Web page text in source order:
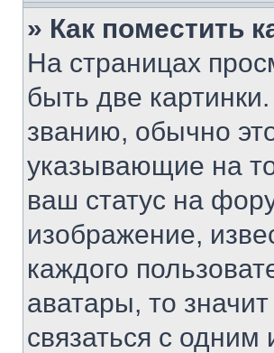
» Как поместить
На страницах
быть две
званию, обычно
указывающие на
ваш статус на
изображение,
каждого
аватары, то
связаться с одним